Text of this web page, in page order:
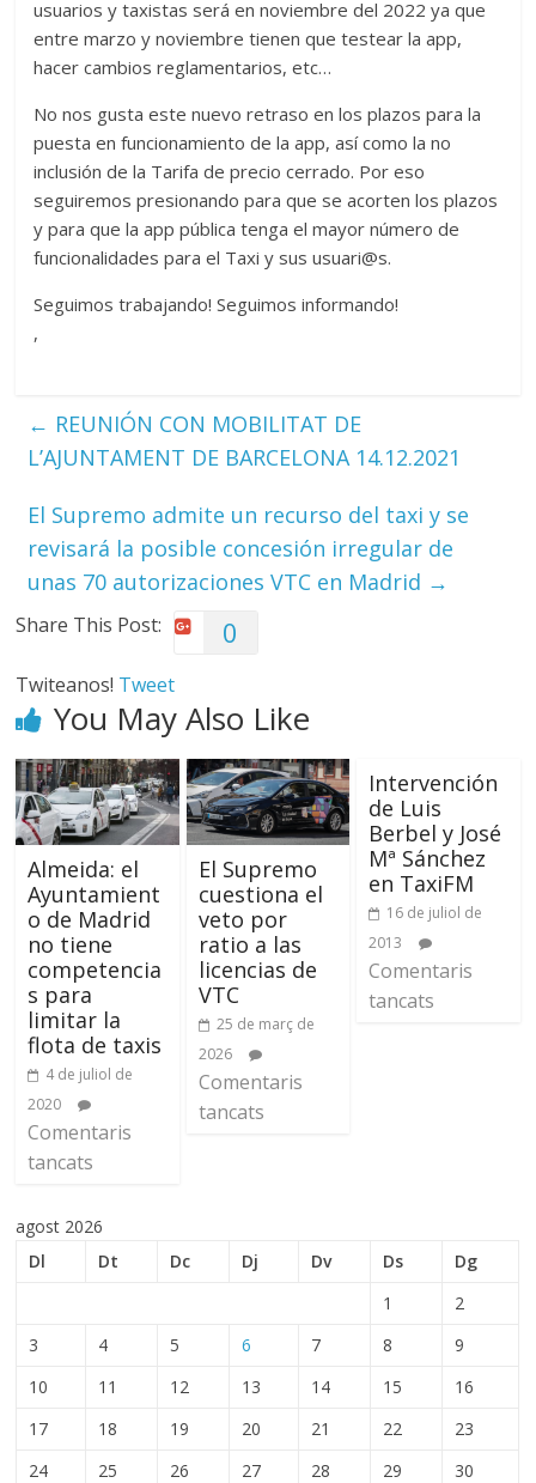
usuarios y taxistas será en noviembre del 2022 ya que
entre marzo y noviembre tienen que testear la app,
hacer cambios reglamentarios, etc…
No nos gusta este nuevo retraso en los plazos para la
puesta en funcionamiento de la app, así como la no
inclusión de la Tarifa de precio cerrado. Por eso
seguiremos presionando para que se acorten los plazos
y para que la app pública tenga el mayor número de
funcionalidades para el Taxi y sus usuari@s.
Seguimos trabajando! Seguimos informando!
,
← REUNIÓN CON MOBILITAT DE
L’AJUNTAMENT DE BARCELONA 14.12.2021
El Supremo admite un recurso del taxi y se
revisará la posible concesión irregular de
unas 70 autorizaciones VTC en Madrid →
Share This Post: 0
Twiteanos! Tweet
You May Also Like
Almeida: el
Ayuntamient
o de Madrid
no tiene
competencia
s para
limitar la
flota de taxis
4 de juliol de
2020
Comentaris
tancats
El Supremo
cuestiona el
veto por
ratio a las
licencias de
VTC
25 de març de
2026
Comentaris
tancats
Intervención
de Luis
Berbel y José
Mª Sánchez
en TaxiFM
16 de juliol de
2013
Comentaris
tancats
agost 2026
Dl
Dt Dc Dj Dv Ds
Dg
1
2
3
4 5 6 7 8
9
10
11 12 13 14 15
16
17
18 19 20 21 22
23
24
25 26 27 28 29
30